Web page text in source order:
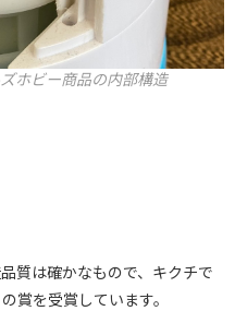
ホビー商品の内部構造
質は確かなもので、キクチで
賞を受賞しています。